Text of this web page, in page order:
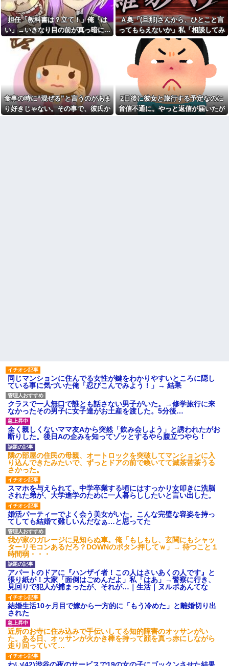
【画像】付き合いたて彼女
「ごめーんちょびっツ散らかっ
てるけど上がって～！」←お前
らだったらコレ別れる
か？？？？？
転校生と仲良くなってその子
の家に遊びに行ったら私が小さ
い頃に撮った写真があった
高齢独身彼女無しなのが不思
議ってよく言われるけど、女と
人付き合いとかめんどくさすぎ
る
【画像】嫁の浮気が発覚。中
学生になる子供たちに離婚理由
は話した方がいい？
は出てけ！二度と来るな！」結
果・・・
私「初めて飲む味だけどなん
のお茶？」彼「ちっ！」私「」
【GIF】JSのカンチョーワロ
タ
後続車にクラクションを鳴ら
され彼氏が逆切れ。「何クラク
ション鳴らしてんだ！降りてこ
いよ！」と怒鳴りだし...
【衝撃】報酬100万円超の治験
募集がこちらｗｗｗｗｗ(※画像
あり)
【ネット騒然】惨殺されたタ
ワマン頂き女子のこの動画、す
げえええええｗｗｗｗｗｗｗｗ
ｗｗｗ
【愕然】白のクラウン俺氏、
高速道路左車線を制限速度で走
った結果wwwwwwwwwwww
百年の恋12-899 食べた量を
張り合ってくる
【悲報】佐藤輝明・・・２軍
でも盛大にやらかす←あまり悲
しませないでくれ
【悲報】神田うの、51歳で薄
毛治療を告白「高校生の時から
薄い」
【絶句】托卵された子を育て
ていたが、元嫁の正体がヤバす
ぎたｗｗｗｗ
【反抗期】娘が水筒をぶん投
げ私の手の甲にヒット。私
「(泣)」娘「うっぜーな、泣くな
ら自分の部屋へいけ」私「手が
腫れて痛い」→手を見せると…
「バチンッ」
子供が幼稚園児だった頃から
のママ友たちが「ママさんバレ
ーのチームを作ろう」運動は昔
担任「教科書は？立て！」俺「は
い」→いきなり目の前が真っ暗に...
Ａ奥「(旦那)さんから、ひとこと言
ってもらえないか」私「相談してみ
る」→ 人がおかしくなった瞬間を目
の前で見て...
食事の時に“混ぜる”と言うのがあま
り好きじゃない。その事で、彼氏か
2日後に彼女と旅行する予定なのに
音信不通に。やっと返信が届いたが
同じマンションに住んでる女性が鍵をわかりやすいところに隠し
ている事に気づいた俺「忍びこんでみよう！」→ 結果
クラスで一人無口で誰とも話さない男子がいた。→修学旅行に来
なかったその男子に女子達がお土産を渡した。5分後…
全く親しくないママ友Aから突然「飲み会しよう」と誘われたがお
断りした。後日Aの企みを知ってゾッとするやら腹立つやら！
隣の部屋の住民の母親、オートロックを突破してマンションに入
り込んできたみたいで、ずっとドアの前で喚いてて滅茶苦茶うる
さかった。
スマホを与えられて、中学卒業する頃にはすっかり女叩きに洗脳
された弟が、大学進学のために一人暮らししたいと言い出した。
婚活パーティーでよく会う美女がいた。こんな完璧な容姿を持っ
てしても結婚て難しいんだなぁ…と思ってた
我が家のガレージに見知らぬ車。俺「もしもし、玄関にもシャッ
ターリモコンあるだろ？DOWNのボタン押してｗ」→ 待つこと１
時間弱・・・
アパートのドアに『ハンザイ者！この人はさいあくの人です』と
張り紙が！大家「面倒はごめんだよ」私「はあ」→警察に行き、
見回りで犯人が捕まったが、それが…｜生活｜ヌルポあんてな
結婚生活10ヶ月目で嫁から一方的に「もう冷めた」と離婚切り出
された
近所のお寺に住み込みで手伝いしてる知的障害のオッサンがい
た。ある日、オッサンが火かき棒を持って顔を真っ赤にしながら
走り回っていて…
わい(42)渋谷の夜のサービスで19の女の子にゴックンさせた結果